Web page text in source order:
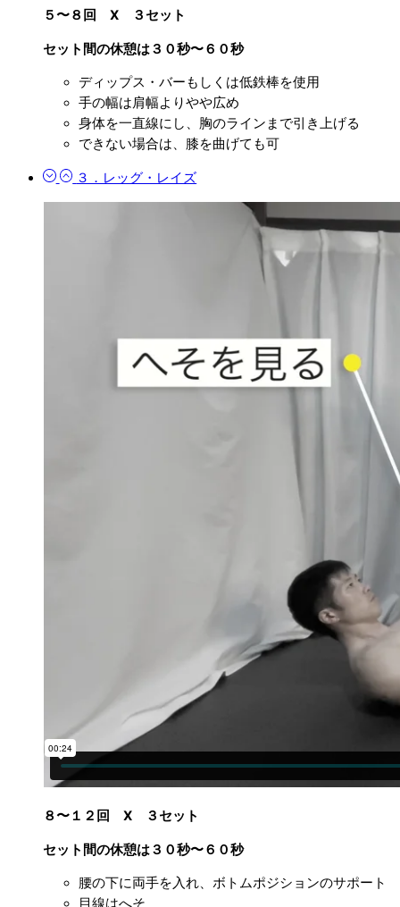
５〜８回 X ３セット
セット間の休憩は３０秒〜６０秒
ディップス・バーもしくは低鉄棒を使用
手の幅は肩幅よりやや広め
身体を一直線にし、胸のラインまで引き上げる
できない場合は、膝を曲げても可
３．レッグ・レイズ
８〜１２回 X ３セット
セット間の休憩は３０秒〜６０秒
腰の下に両手を入れ、ボトムポジションのサポート